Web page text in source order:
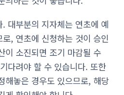
대부분의 지자체는 연초에 예
, 연초에 신청하는 것이 승인
이 소진되면 조기 마감될 수
다려야 할 수 있습니다. 또한
해놓은 경우도 있으므로, 해당